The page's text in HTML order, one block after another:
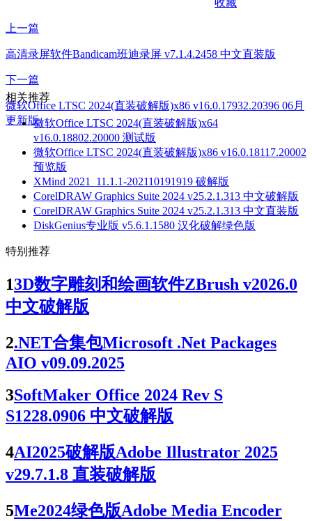
上一篇
高清录屏软件Bandicam班迪录屏 v7.1.4.2458 中文直装版
下一篇
微软Office LTSC 2024(直装破解版)x86 v16.0.17932.20396 06月
更新版
相关推荐
微软Office LTSC 2024(直装破解版)x64
v16.0.18802.20000 测试版
微软Office LTSC 2024(直装破解版)x86 v16.0.18117.20002
预览版
XMind 2021_11.1.1-202110191919 破解版
CorelDRAW Graphics Suite 2024 v25.2.1.313 中文破解版
CorelDRAW Graphics Suite 2024 v25.2.1.313 中文直装版
DiskGenius专业版 v5.6.1.1580 汉化破解绿色版
特别推荐
13D数字雕刻和绘画软件ZBrush v2026.0
中文破解版
2.NET合集包Microsoft .Net Packages
AIO v09.09.2025
3SoftMaker Office 2024 Rev S
S1228.0906 中文破解版
4AI2025破解版Adobe Illustrator 2025
v29.7.1.8 直装破解版
5Me2024绿色版Adobe Media Encoder